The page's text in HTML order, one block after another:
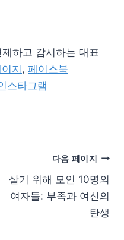
하고 감시하는 대표
지 , 페이스북
스타그램
다음 페이지
살기 위해 모인 10명의
여자들: 부족과 여신의
탄생